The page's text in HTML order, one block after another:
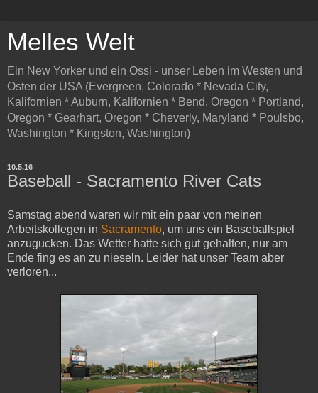
Melles Welt
Ein New Yorker und ein Ossi - unser Leben im Westen und
Osten der USA (Evergreen, Colorado * Nevada City,
Kalifornien * Auburn, Kalifornien * Bend, Oregon * Portland,
Oregon * Gearhart, Oregon * Cheverly, Maryland * Poulsbo,
Washington * Kingston, Washington)
10.5.16
Baseball - Sacramento River Cats
Samstag abend waren wir mit ein paar von meinen
Arbeitskollegen in Sacramento, um uns ein Baseballspiel
anzugucken. Das Wetter hatte sich gut gehalten, nur am
Ende fing es an zu nieseln. Leider hat unser Team aber
verloren...